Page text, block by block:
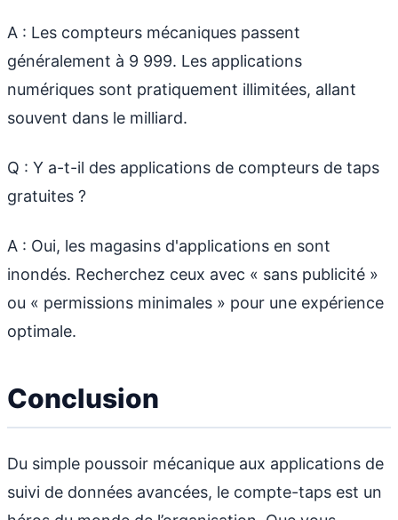
A : Les compteurs mécaniques passent
généralement à 9 999. Les applications
numériques sont pratiquement illimitées, allant
souvent dans le milliard.
Q : Y a-t-il des applications de compteurs de taps
gratuites ?
A : Oui, les magasins d'applications en sont
inondés. Recherchez ceux avec « sans publicité »
ou « permissions minimales » pour une expérience
optimale.
Conclusion
Du simple poussoir mécanique aux applications de
suivi de données avancées, le compte-taps est un